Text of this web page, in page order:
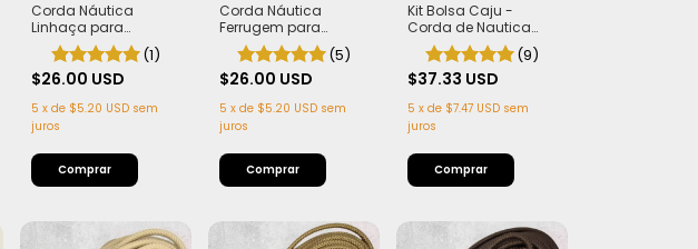
Corda Náutica
Linhaça para
Cestaria 7mm com
Alma - Firme, Leve e
Estruturada | 50
(1)
$26.00 USD
5 x de $5.20 USD sem
juros
Corda Náutica
Ferrugem para
Cestaria 7mm com
Alma - Firme, Leve e
Estruturada | 50
(5)
$26.00 USD
5 x de $5.20 USD sem
juros
Kit Bolsa Caju -
Corda de Nautica
5,5mm + Alça
Castanha de Caju
Marrom (PLA)
(9)
$37.33 USD
5 x de $7.47 USD sem
juros
Comprar